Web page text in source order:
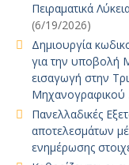
Πειραματικά
(6/19/2026)
Δημιουργία
για την υποβολή
εισαγωγή στην
Μηχανογραφικού
Πανελλαδικές
αποτελεσμάτων
ενημέρωσης